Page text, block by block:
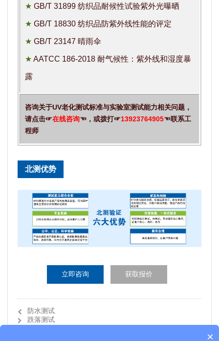
★ GB/T 31899 纺织品耐候性试验紫外光曝晒
★ GB/T 18830 纺织品防紫外线性能的评定
★ GB/T 23147 晴雨伞
★ AATCC 186-2018 耐气候性：紫外线和湿度暴
露
咨询关于UV老化测试标准与实验室测试能力相关问题，
请点击☞在线咨询☜，或拨打☞13923764905☜联系工
程师
北测优势
立即咨询 获取报价
防水测试
跌落测试
×